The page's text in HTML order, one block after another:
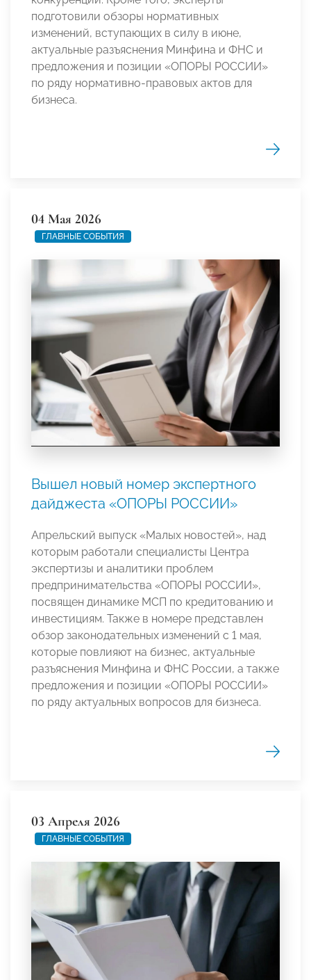
подготовили обзоры нормативных
изменений, вступающих в силу в июне,
актуальные разъяснения Минфина и ФНС и
предложения и позиции «ОПОРЫ РОССИИ»
по ряду нормативно-правовых актов для
бизнеса.
04 Мая 2026
ГЛАВНЫЕ СОБЫТИЯ
Вышел новый номер экспертного
дайджеста «ОПОРЫ РОССИИ»
Апрельский выпуск «Малых новостей», над
которым работали специалисты Центра
экспертизы и аналитики проблем
предпринимательства «ОПОРЫ РОССИИ»,
посвящен динамике МСП по кредитованию и
инвестициям. Также в номере представлен
обзор законодательных изменений с 1 мая,
которые повлияют на бизнес, актуальные
разъяснения Минфина и ФНС России, а также
предложения и позиции «ОПОРЫ РОССИИ»
по ряду актуальных вопросов для бизнеса.
03 Апреля 2026
ГЛАВНЫЕ СОБЫТИЯ